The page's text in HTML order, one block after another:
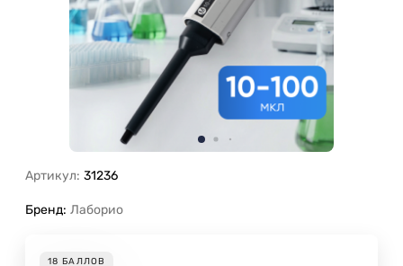
Артикул: 31236
Бренд: Лаборио
18 БАЛЛОВ